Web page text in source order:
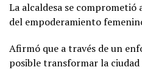
La alcaldesa se
del empoderamiento
Afirmó que a través de un
posible transformar la ciudad